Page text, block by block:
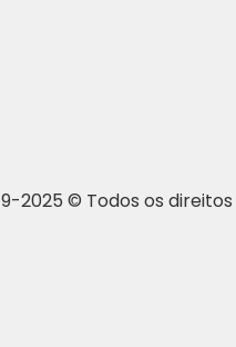
2025 © Todos os direitos